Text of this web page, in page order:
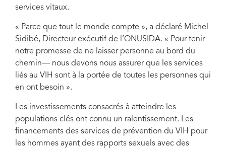
services vitaux.
« Parce que tout le monde compte », a déclaré Michel
Sidibé, Directeur exécutif de l’ONUSIDA. « Pour tenir
notre promesse de ne laisser personne au bord du
chemin— nous devons nous assurer que les services
liés au VIH sont à la portée de toutes les personnes qui
en ont besoin ».
Les investissements consacrés à atteindre les
populations clés ont connu un ralentissement. Les
financements des services de prévention du VIH pour
les hommes ayant des rapports sexuels avec des